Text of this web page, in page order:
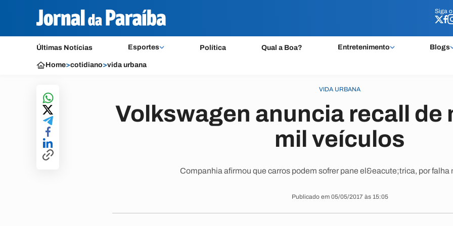
Siga o
Últimas Notícias Esportes Política Qual a Boa? Entretenimento Blogs
Siga o
Home>cotidiano>vida urbana
VIDA URBANA
Volkswagen anuncia recall de
mil veículos
Companhia afirmou que carros podem sofrer pane el&eacute;trica, por falha
Publicado em 05/05/2017 às 15:05